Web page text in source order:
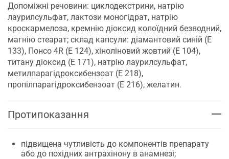
Допоміжні речовини: циклодекстрини, натрію
лаурилсульфат, лактози моногідрат, натрію
кроскармелоза, кремнію діоксид колоїдний безводний,
магнію стеарат; склад капсули: діамантовий синій (Е
133), Понсо 4R (Е 124), хіноліновий жовтий (Е 104),
титану діоксид (Е 171), натрію лаурилсульфат,
метилпарагідроксибензоат (Е 218),
пропілпарагідроксибензоат (Е 216), желатин.
Протипоказання
підвищена чутливість до компонентів препарату
або до похідних антрахінону в анамнезі;